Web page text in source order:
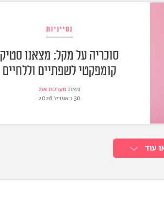
נסייניות
סוכריה על מקל: מצאנו סטיק
קומפקטי לשפתיים וללחיים
מאת מערכת את
30 באפריל 2026
עוד